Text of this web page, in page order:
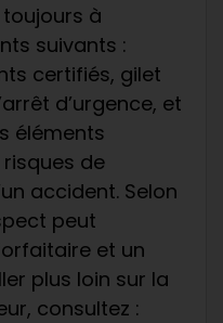
à
suivants :
certifiés, gilet
d’urgence, et
éléments
de
accident. Selon
peut
et un
plus loin sur la
consultez :